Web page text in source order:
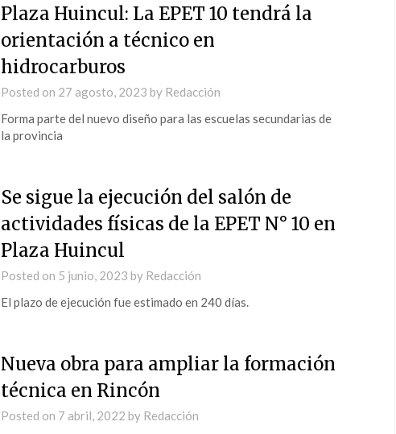
Plaza Huincul: La EPET 10 tendrá la
orientación a técnico en
hidrocarburos
Posted on 27 agosto, 2023 by Redacción
Forma parte del nuevo diseño para las escuelas secundarias de
la provincia
Se sigue la ejecución del salón de
actividades físicas de la EPET N° 10 en
Plaza Huincul
Posted on 5 junio, 2023 by Redacción
El plazo de ejecución fue estimado en 240 días.
Nueva obra para ampliar la formación
técnica en Rincón
Posted on 7 abril, 2022 by Redacción